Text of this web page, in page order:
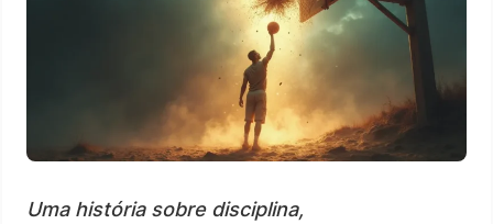
Uma história sobre disciplina,